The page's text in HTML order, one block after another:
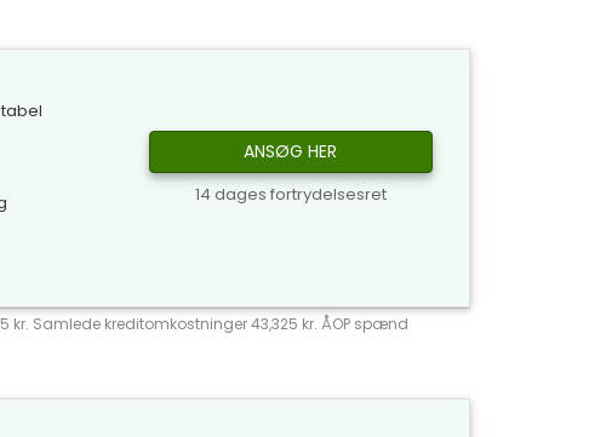
ANSØG HER
14 dages fortrydelsesret
kr. Samlede kreditomkostninger 43,325 kr. ÅOP spænd